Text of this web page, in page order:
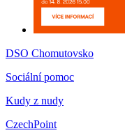
DSO Chomutovsko
Sociální pomoc
Kudy z nudy
CzechPoint